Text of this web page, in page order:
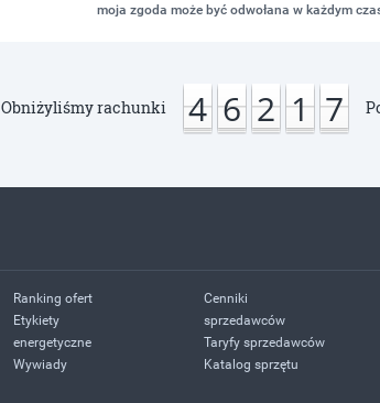
moja zgoda może być odwołana w każdym
Obniżyliśmy rachunki 4 6 2 1 7
Ranking ofert
Etykiety
energetyczne
Wywiady
Cenniki
sprzedawców
Taryfy sprzedawców
Katalog sprzętu